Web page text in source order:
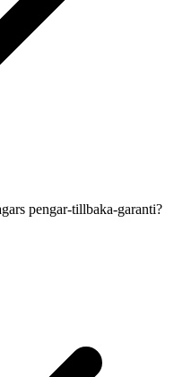
pengar-tillbaka-garanti?